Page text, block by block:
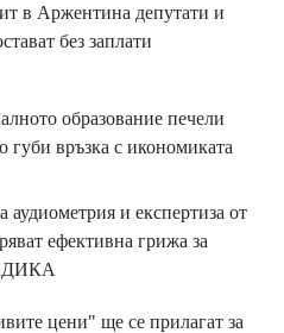
в Аржентина депутати и
без заплати
образование печели
губи връзка с икономиката
аудиометрия и експертиза от
ефективна грижа за
цени" ще се прилагат за